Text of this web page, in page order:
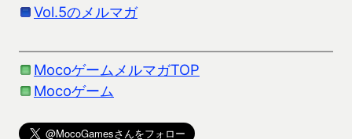
Vol.5のメルマガ
MocoゲームメルマガTOP
Mocoゲーム